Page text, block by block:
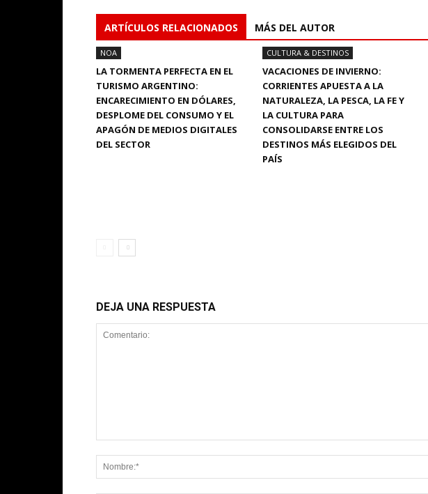
ARTÍCULOS RELACIONADOS MÁS DEL AUTOR
NOA
LA TORMENTA PERFECTA EN EL
TURISMO ARGENTINO:
ENCARECIMIENTO EN DÓLARES,
DESPLOME DEL CONSUMO Y EL
APAGÓN DE MEDIOS DIGITALES
DEL SECTOR
CULTURA & DESTINOS
VACACIONES DE INVIERNO:
CORRIENTES APUESTA A LA
NATURALEZA, LA PESCA, LA FE Y
LA CULTURA PARA
CONSOLIDARSE ENTRE LOS
DESTINOS MÁS ELEGIDOS DEL
PAÍS
DEJA UNA RESPUESTA